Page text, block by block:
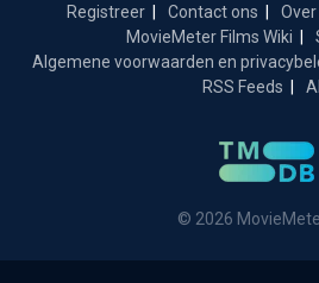
Registreer Contact ons
MovieMeter Films Wiki
Algemene voorwaarden en
RSS Feeds
© 2026